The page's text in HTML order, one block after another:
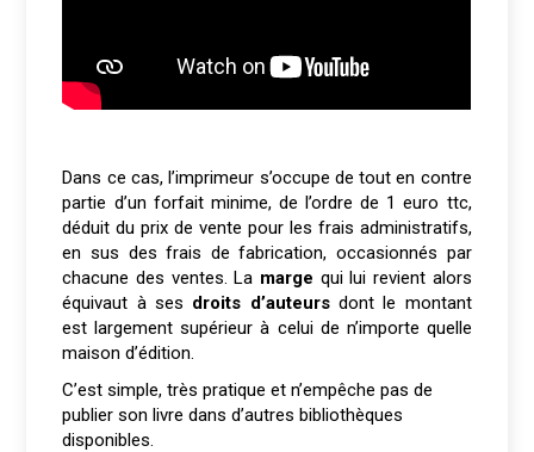
Dans ce cas, l’imprimeur s’occupe de tout en contre
partie d’un forfait minime, de l’ordre de 1 euro ttc,
déduit du prix de vente pour les frais administratifs,
en sus des frais de fabrication, occasionnés par
chacune des ventes. La marge qui lui revient alors
équivaut à ses droits d’auteursdont le montant
est largement supérieur à celui de n’importe quelle
maison d’édition.
C’est simple, très pratique et n’empêche pas de
publier son livre dans d’autres bibliothèques
disponibles.